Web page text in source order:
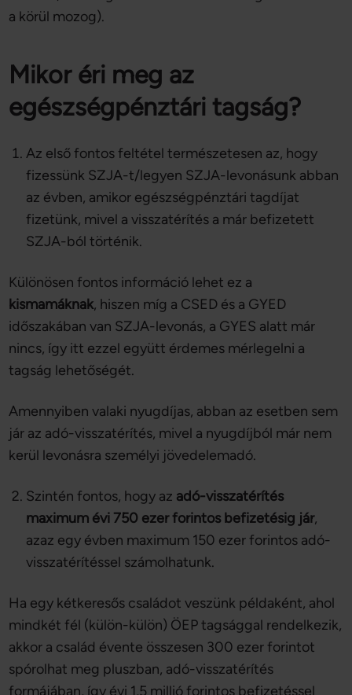
a körül mozog).
Mikor éri meg az
egészségpénztári tagság?
Az első fontos feltétel természetesen az, hogy
fizessünk SZJA-t/legyen SZJA-levonásunk abban
az évben, amikor egészségpénztári tagdíjat
fizetünk, mivel a visszatérítés a már befizetett
SZJA-ból történik.
Különösen fontos információ lehet ez a
kismamáknak, hiszen míg a CSED és a GYED
időszakában van SZJA-levonás, a GYES alatt már
nincs, így itt ezzel együtt érdemes mérlegelni a
tagság lehetőségét.
Amennyiben valaki nyugdíjas, abban az esetben sem
jár az adó-visszatérítés, mivel a nyugdíjból már nem
kerül levonásra személyi jövedelemadó.
Szintén fontos, hogy az adó-visszatérítés
maximum évi 750 ezer forintos befizetésig jár,
azaz egy évben maximum 150 ezer forintos adó-
visszatérítéssel számolhatunk.
Ha egy kétkeresős családot veszünk példaként, ahol
mindkét fél (külön-külön) ÖEP tagsággal rendelkezik,
akkor a család évente összesen 300 ezer forintot
spórolhat meg pluszban, adó-visszatérítés
formájában, így évi 1,5 millió forintos befizetéssel